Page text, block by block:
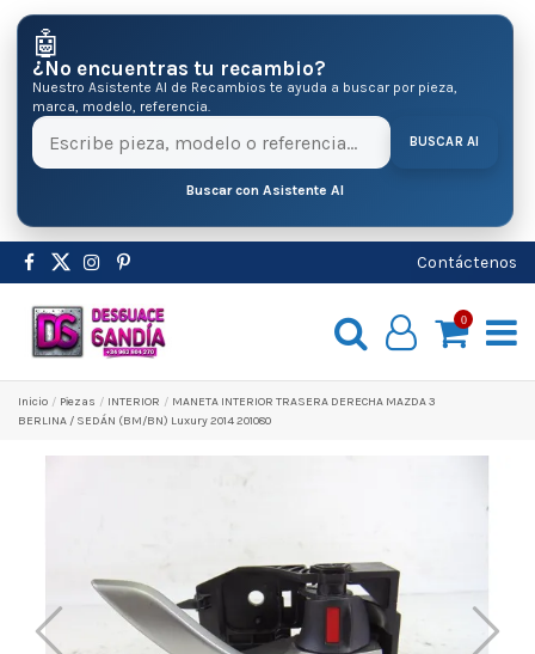
🤖
¿No encuentras tu recambio?
Nuestro Asistente AI de Recambios te ayuda a buscar por pieza,
marca, modelo, referencia.
BUSCAR AI
Buscar con Asistente AI
Contáctenos
0
Inicio Pіezas INTERIOR
MANETA INTERIOR TRASERA DERECHA MAZDA 3
BERLINA / SEDÁN (BM/BN) Luxury 2014 201080